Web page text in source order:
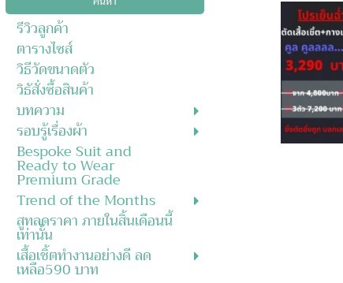
รีวิวลูกค้า
ตารางไซส์
วิธีวัดขนาดตัว
วิธัสั่งซื้อสินค้า
บทความ
รอบรู้เรื่องผ้า
Bespoke Suit and
Ready to Wear
Premium Grade
Trend of the Months
สูทลดราคา ภายในสิ้นเดือนนี้
เท่านั้น
เสื้อเชิ้ตทำงานอย่างดี ลด
เหลือ590 บาท